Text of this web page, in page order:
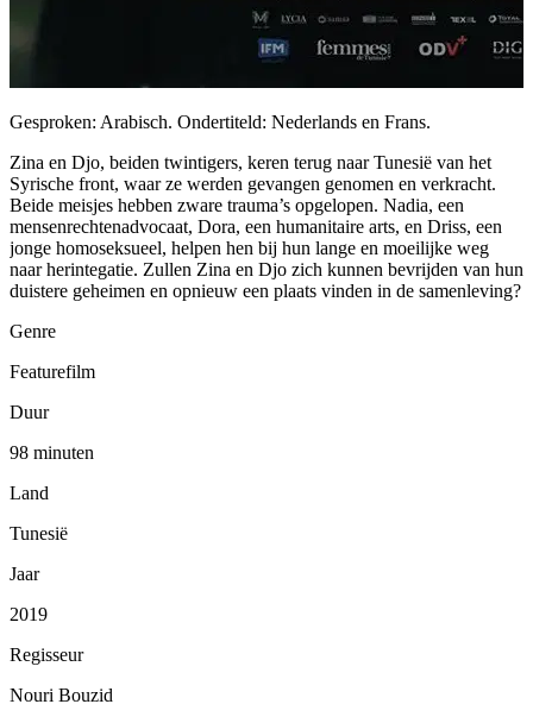
Gesproken: Arabisch. Ondertiteld: Nederlands en Frans.
Zina en Djo, beiden twintigers, keren terug naar Tunesië van het
Syrische front, waar ze werden gevangen genomen en verkracht.
Beide meisjes hebben zware trauma’s opgelopen. Nadia, een
mensenrechtenadvocaat, Dora, een humanitaire arts, en Driss, een
jonge homoseksueel, helpen hen bij hun lange en moeilijke weg
naar herintegatie. Zullen Zina en Djo zich kunnen bevrijden van hun
duistere geheimen en opnieuw een plaats vinden in de samenleving?
Genre
Featurefilm
Duur
98 minuten
Land
Tunesië
Jaar
2019
Regisseur
Nouri Bouzid